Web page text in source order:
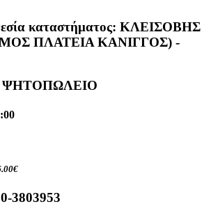
καταστήματος: ΚΛΕΙΣΟΒΗΣ
ΠΛΑΤΕΙΑ ΚΑΝΙΓΓΟΣ) -
ΨΗΤΟΠΩΛΕΙΟ
3803953